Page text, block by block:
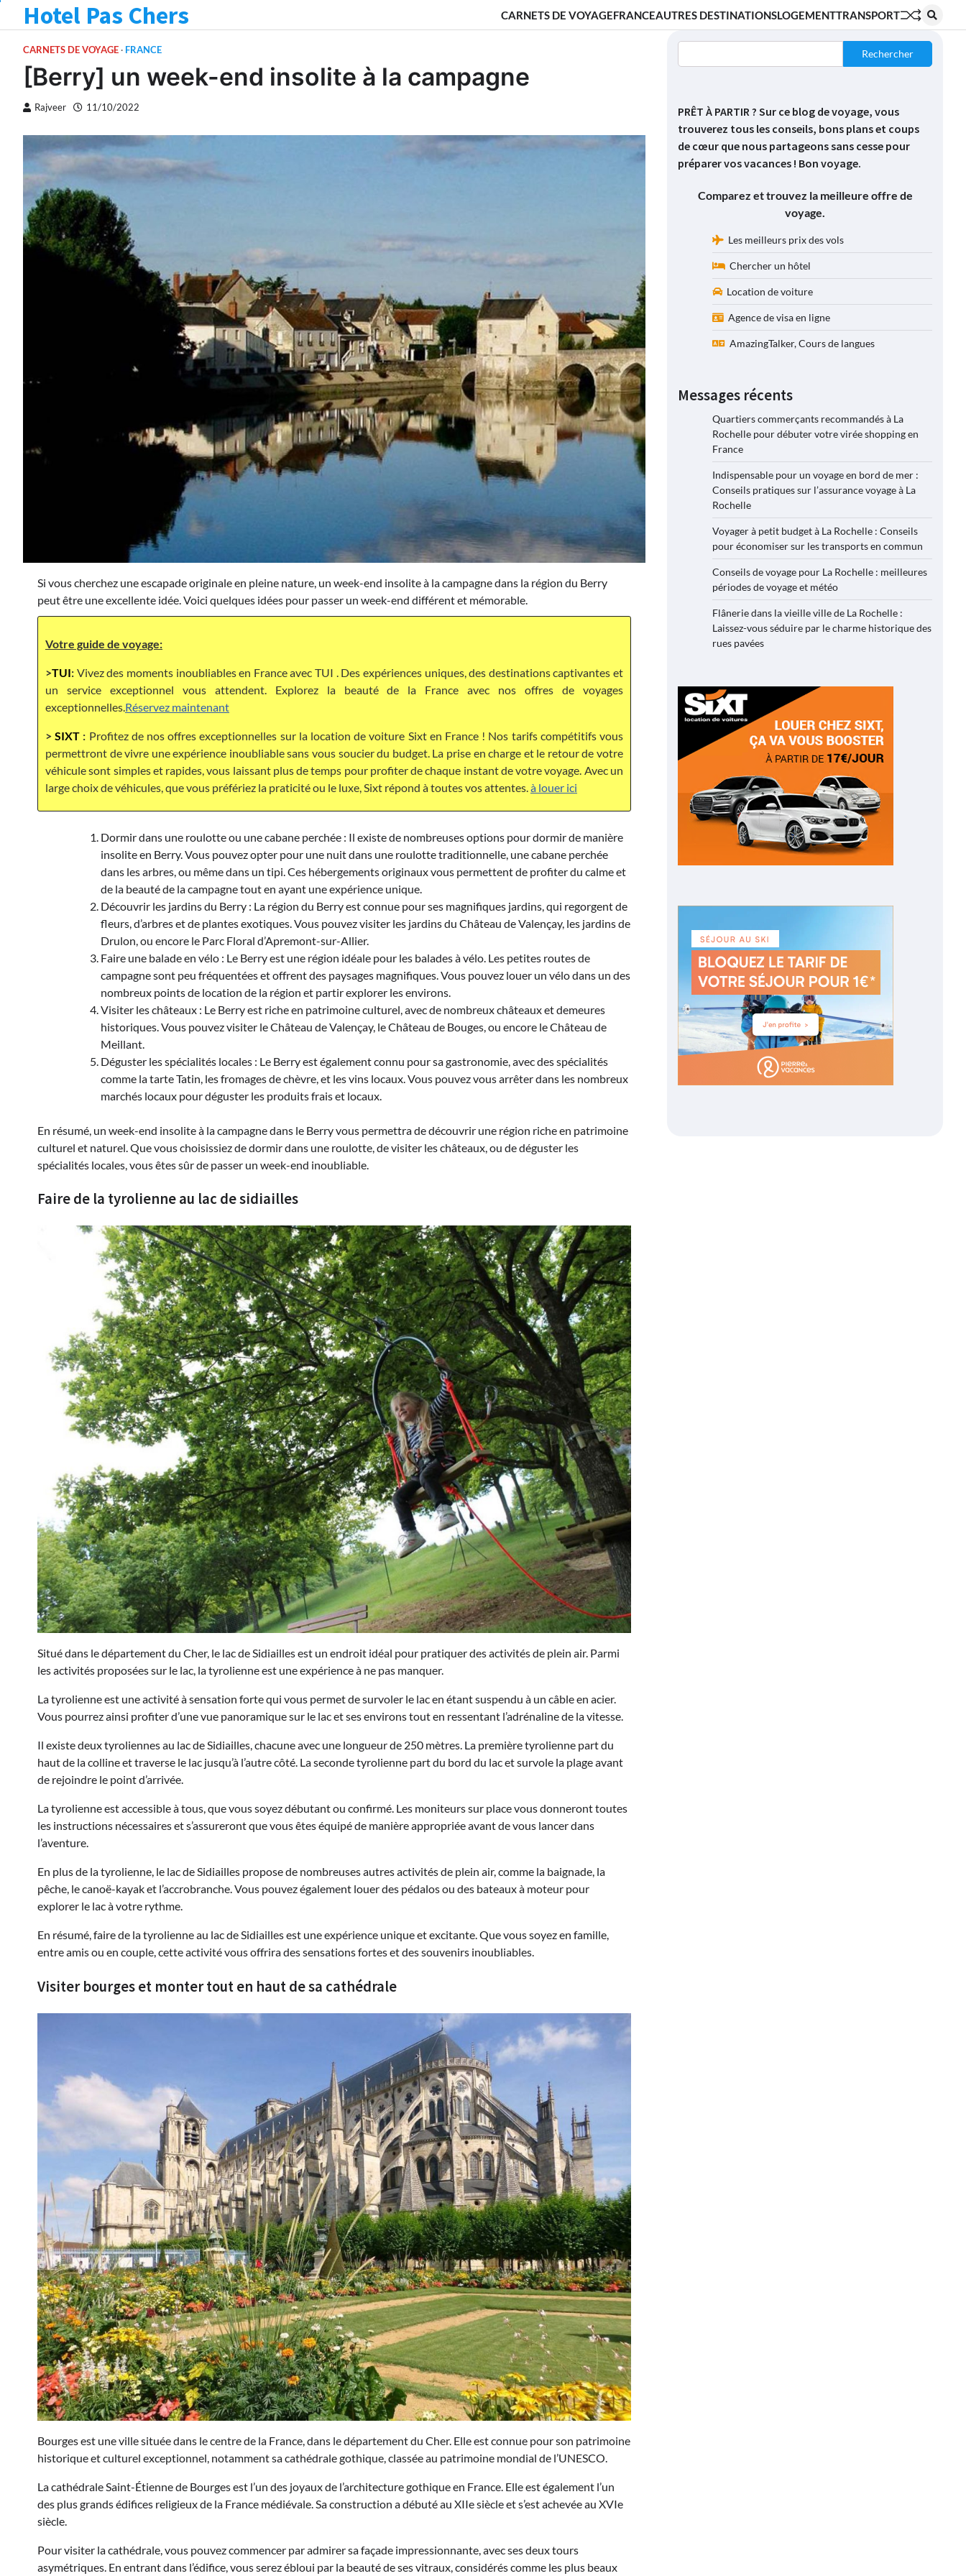
Hotel Pas Chers CARNETS DE VOYAGEFRANCEAUTRES DESTINATIONSLOGEMENTTRANSPORT
CARNETS DE VOYAGE FRANCE
[Berry] un week-end insolite à la campagne
Rajveer 11/10/2022
Si vous cherchez une escapade originale en pleine nature, un week-end insolite à la campagne dans la région du Berry
peut être une excellente idée. Voici quelques idées pour passer un week-end différent et mémorable.
Votre guide de voyage:
>TUI: Vivez des moments inoubliables en France avec TUI . Des expériences uniques, des destinations captivantes et
un service exceptionnel vous attendent. Explorez la beauté de la France avec nos offres de voyages
exceptionnelles. Réservez maintenant
>SIXT : Profitez de nos offres exceptionnelles sur la location de voiture Sixt en France ! Nos tarifs compétitifs vous
permettront de vivre une expérience inoubliable sans vous soucier du budget. La prise en charge et le retour de votre
véhicule sont simples et rapides, vous laissant plus de temps pour profiter de chaque instant de votre voyage. Avec un
large choix de véhicules, que vous préfériez la praticité ou le luxe, Sixt répond à toutes vos attentes. à louer ici
Dormir dans une roulotte ou une cabane perchée : Il existe de nombreuses options pour dormir de manière
insolite en Berry. Vous pouvez opter pour une nuit dans une roulotte traditionnelle, une cabane perchée
dans les arbres, ou même dans un tipi. Ces hébergements originaux vous permettent de profiter du calme et
de la beauté de la campagne tout en ayant une expérience unique.
Découvrir les jardins du Berry : La région du Berry est connue pour ses magnifiques jardins, qui regorgent de
fleurs, d’arbres et de plantes exotiques. Vous pouvez visiter les jardins du Château de Valençay, les jardins de
Drulon, ou encore le Parc Floral d’Apremont-sur-Allier.
Faire une balade en vélo : Le Berry est une région idéale pour les balades à vélo. Les petites routes de
campagne sont peu fréquentées et offrent des paysages magnifiques. Vous pouvez louer un vélo dans un des
nombreux points de location de la région et partir explorer les environs.
Visiter les châteaux : Le Berry est riche en patrimoine culturel, avec de nombreux châteaux et demeures
historiques. Vous pouvez visiter le Château de Valençay, le Château de Bouges, ou encore le Château de
Meillant.
Déguster les spécialités locales : Le Berry est également connu pour sa gastronomie, avec des spécialités
comme la tarte Tatin, les fromages de chèvre, et les vins locaux. Vous pouvez vous arrêter dans les nombreux
marchés locaux pour déguster les produits frais et locaux.
En résumé, un week-end insolite à la campagne dans le Berry vous permettra de découvrir une région riche en patrimoine
culturel et naturel. Que vous choisissiez de dormir dans une roulotte, de visiter les châteaux, ou de déguster les
spécialités locales, vous êtes sûr de passer un week-end inoubliable.
Faire de la tyrolienne au lac de sidiailles
Situé dans le département du Cher, le lac de Sidiailles est un endroit idéal pour pratiquer des activités de plein air. Parmi
les activités proposées sur le lac, la tyrolienne est une expérience à ne pas manquer.
La tyrolienne est une activité à sensation forte qui vous permet de survoler le lac en étant suspendu à un câble en acier.
Vous pourrez ainsi profiter d’une vue panoramique sur le lac et ses environs tout en ressentant l’adrénaline de la vitesse.
Il existe deux tyroliennes au lac de Sidiailles, chacune avec une longueur de 250 mètres. La première tyrolienne part du
haut de la colline et traverse le lac jusqu’à l’autre côté. La seconde tyrolienne part du bord du lac et survole la plage avant
de rejoindre le point d’arrivée.
La tyrolienne est accessible à tous, que vous soyez débutant ou confirmé. Les moniteurs sur place vous donneront toutes
les instructions nécessaires et s’assureront que vous êtes équipé de manière appropriée avant de vous lancer dans
l’aventure.
En plus de la tyrolienne, le lac de Sidiailles propose de nombreuses autres activités de plein air, comme la baignade, la
pêche, le canoë-kayak et l’accrobranche. Vous pouvez également louer des pédalos ou des bateaux à moteur pour
explorer le lac à votre rythme.
En résumé, faire de la tyrolienne au lac de Sidiailles est une expérience unique et excitante. Que vous soyez en famille,
entre amis ou en couple, cette activité vous offrira des sensations fortes et des souvenirs inoubliables.
Visiter bourges et monter tout en haut de sa cathédrale
Bourges est une ville située dans le centre de la France, dans le département du Cher. Elle est connue pour son patrimoine
historique et culturel exceptionnel, notamment sa cathédrale gothique, classée au patrimoine mondial de l’UNESCO.
La cathédrale Saint-Étienne de Bourges est l’un des joyaux de l’architecture gothique en France. Elle est également l’un
des plus grands édifices religieux de la France médiévale. Sa construction a débuté au XIIe siècle et s’est achevée au XVIe
siècle.
Pour visiter la cathédrale, vous pouvez commencer par admirer sa façade impressionnante, avec ses deux tours
asymétriques. En entrant dans l’édifice, vous serez ébloui par la beauté de ses vitraux, considérés comme les plus beaux
Rechercher
PRÊT À PARTIR ? Sur ce blog de voyage, vous
trouverez tous les conseils, bons plans et coups
de cœur que nous partageons sans cesse pour
préparer vos vacances ! Bon voyage.
Comparez et trouvez la meilleure offre de
voyage.
Les meilleurs prix des vols
Chercher un hôtel
Location de voiture
Agence de visa en ligne
AmazingTalker, Cours de langues
Messages récents
Quartiers commerçants recommandés à La
Rochelle pour débuter votre virée shopping en
France
Indispensable pour un voyage en bord de mer :
Conseils pratiques sur l’assurance voyage à La
Rochelle
Voyager à petit budget à La Rochelle : Conseils
pour économiser sur les transports en commun
Conseils de voyage pour La Rochelle : meilleures
périodes de voyage et météo
Flânerie dans la vieille ville de La Rochelle :
Laissez-vous séduire par le charme historique des
rues pavées